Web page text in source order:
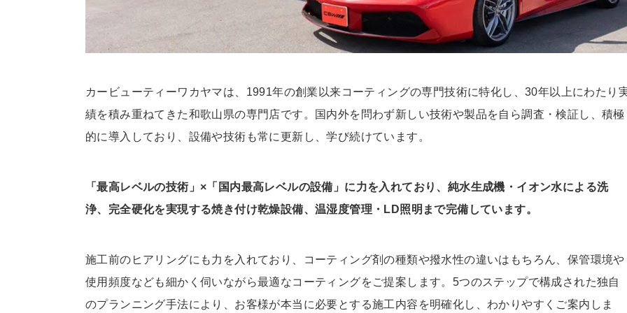
カービューティーワカヤマは、1991年の創業以来コーティングの専門技術に特化し、30年以上にわたり
績を積み重ねてきた和歌山県の専門店です。国内外を問わず新しい技術や製品を自ら調査・検証し、積極
的に導入しており、設備や技術も常に更新し、学び続けています。
「最高レベルの技術」×「国内最高レベルの設備」に力を入れており、純水生成機・イオン水による洗
浄、完全硬化を実現する焼き付け乾燥設備、温湿度管理・LD照明まで完備しています。
施工前のヒアリングにも力を入れており、コーティング剤の種類や撥水性の違いはもちろん、保管環境や
使用頻度なども細かく伺いながら最適なコーティングをご提案します。5つのステップで構成された独自
のプランニング手法により、お客様が本当に必要とする施工内容を明確化し、わかりやすくご案内しま